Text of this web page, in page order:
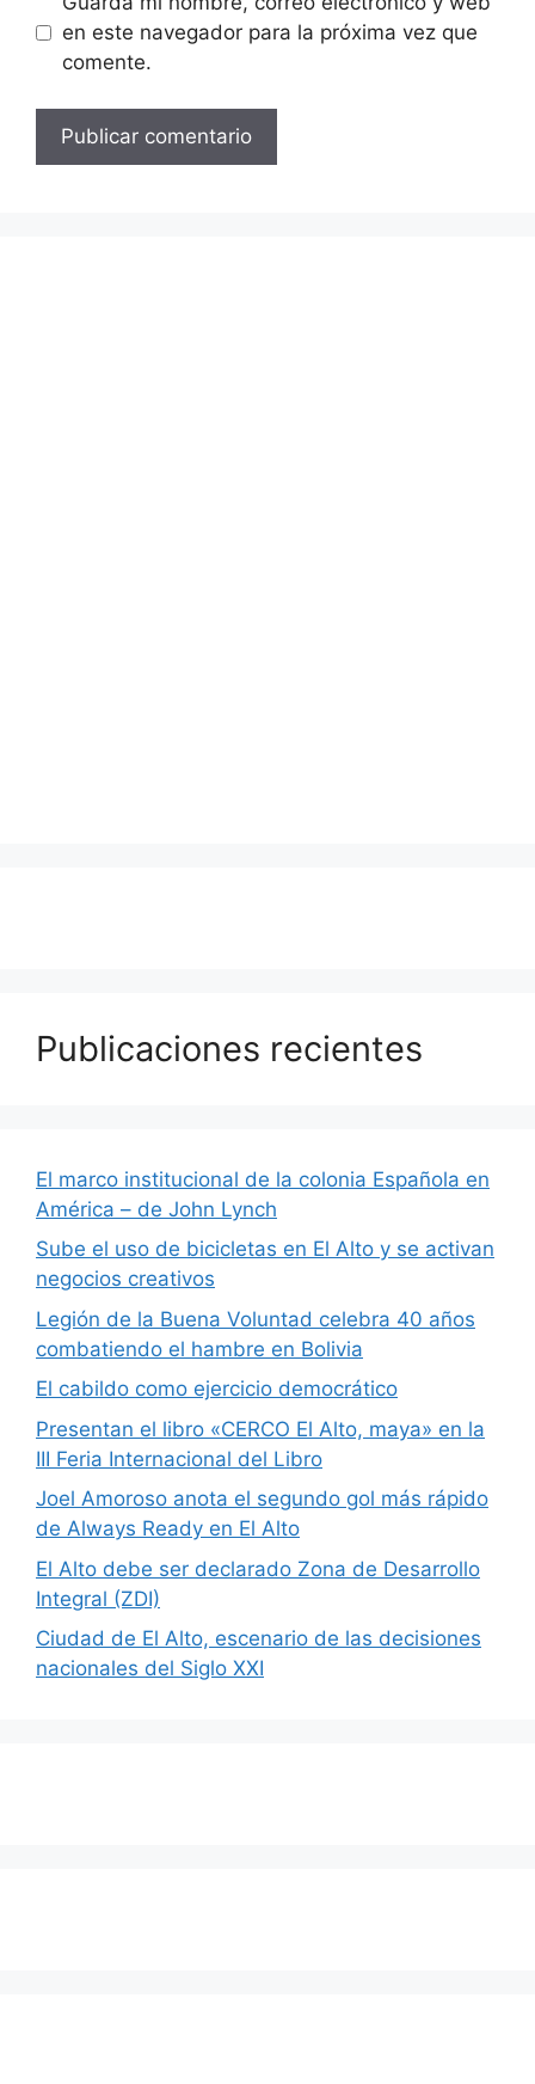
en este navegador para la próxima vez que
comente.
Publicaciones recientes
El marco institucional de la colonia Española en
América – de John Lynch
Sube el uso de bicicletas en El Alto y se activan
negocios creativos
Legión de la Buena Voluntad celebra 40 años
combatiendo el hambre en Bolivia
El cabildo como ejercicio democrático
Presentan el libro «CERCO El Alto, maya» en la
III Feria Internacional del Libro
Joel Amoroso anota el segundo gol más rápido
de Always Ready en El Alto
El Alto debe ser declarado Zona de Desarrollo
Integral (ZDI)
Ciudad de El Alto, escenario de las decisiones
nacionales del Siglo XXI